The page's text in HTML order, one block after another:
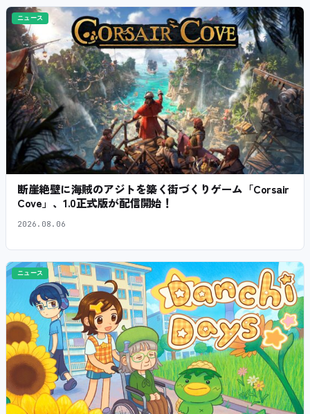
ニュース
断崖絶壁に海賊のアジトを築く街づくりゲーム「Corsair
Cove」、1.0正式版が配信開始！
2026.08.06
ニュース